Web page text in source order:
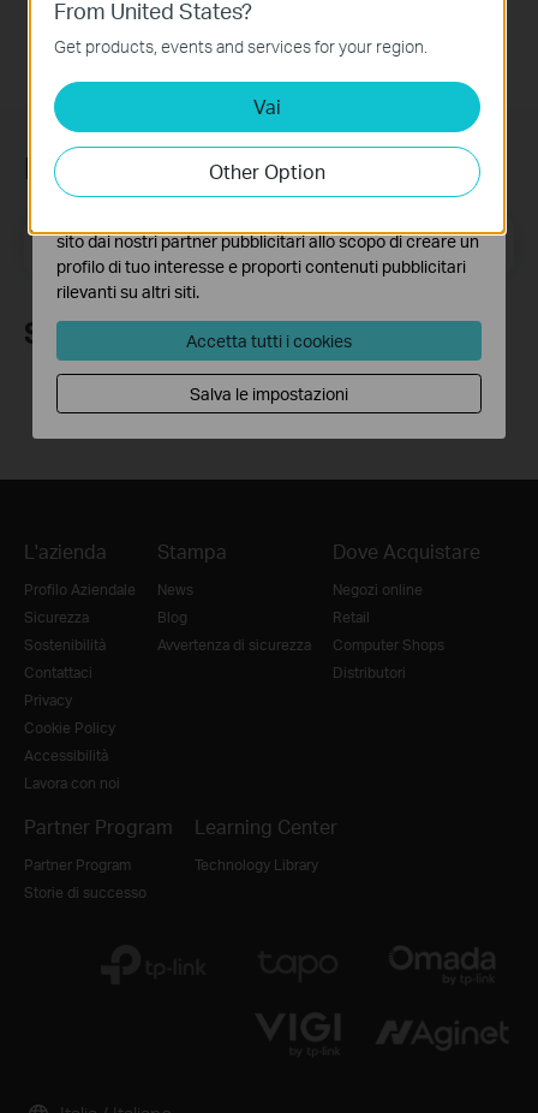
Iscriviti alla newsletter
Indirizzo email Iscriviti
Seguici
L'azienda
Profilo Aziendale
Sicurezza
Sostenibilità
Contattaci
Privacy
Cookie Policy
Accessibilità
Lavora con noi
Stampa
News
Blog
Avvertenza di sicurezza
Dove Acquistare
Negozi online
Retail
Computer Shops
Distributori
Partner Program
Partner Program
Storie di successo
Learning Center
Technology Library
From United States?
Get products, events and services for your region.
Vai
Other Option
Questi cookies sono necessari per il corretto
funzionamento del sito e non possono essere disattivati
nel tuo sistema.
Analytics e Marketing Cookies
I cookies analitici ci permettono di analizzare le tue
attività sul nostro sito allo scopo di migliorarne le
funzionalità.
sito dai nostri partner pubblicitari allo scopo di creare un
profilo di tuo interesse e proporti contenuti pubblicitari
rilevanti su altri siti.
Accetta tutti i cookies
Salva le impostazioni